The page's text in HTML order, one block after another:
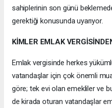
sahiplerinin son günü
gerektiği konusunda uyarıyor.
KİMLER EMLAK
Emlak vergisinde herkes
vatandaşlar için çok önemli
göre; tek evi olan emekliler ve
de kirada oturan vatandaşlar